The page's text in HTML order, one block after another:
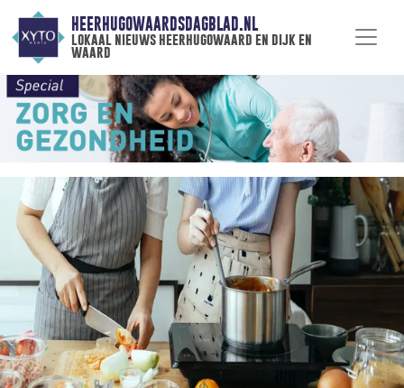
HEERHUGOWAARDSDAGBLAD.NL
lokaal nieuws heerhugowaard en dijk en
waard